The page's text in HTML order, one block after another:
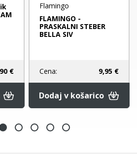
€
Flamingo
FLAMINGO -
PRASKALNI STEBER
BELLA SIV
Cena: 9,95 €
Dodaj v košarico